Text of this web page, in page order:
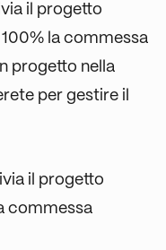
il progetto
la commessa
progetto nella
per gestire il
il progetto
commessa